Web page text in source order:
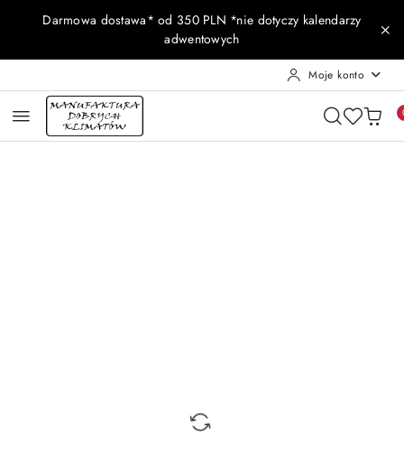
Przejdź do treści głównej
Przejdź do wyszukiwarki
Przejdź do moje konto
Przejdź do menu głównego
Przejdź do opisu produktu
Przejdź do stopki
Darmowa dostawa* od 350 PLN *nie dotyczy kalendarzy
adwentowych
Moje konto